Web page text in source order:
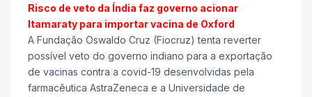
Risco de veto da Índia faz governo acionar
Itamaraty para importar vacina de Oxford
A Fundação Oswaldo Cruz (Fiocruz) tenta reverter
possível veto do governo indiano para a exportação
de vacinas contra a covid-19 desenvolvidas pela
farmacêutica AstraZeneca e a Universidade de